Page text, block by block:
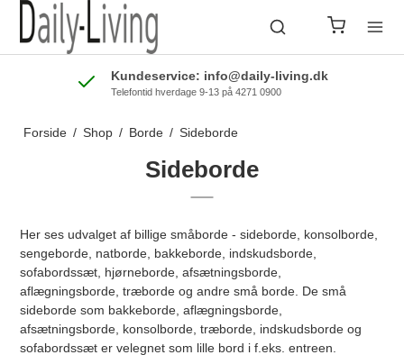
Kundeservice: info@daily-living.dk
Telefontid hverdage 9-13 på 4271 0900
Forside / Shop / Borde / Sideborde
Sideborde
Her ses udvalget af billige småborde - sideborde, konsolborde,
sengeborde, natborde, bakkeborde, indskudsborde,
sofabordssæt, hjørneborde, afsætningsborde,
aflægningsborde, træborde og andre små borde. De små
sideborde som bakkeborde, aflægningsborde,
afsætningsborde, konsolborde, træborde, indskudsborde og
sofabordssæt er velegnet som lille bord i f.eks. entreen.